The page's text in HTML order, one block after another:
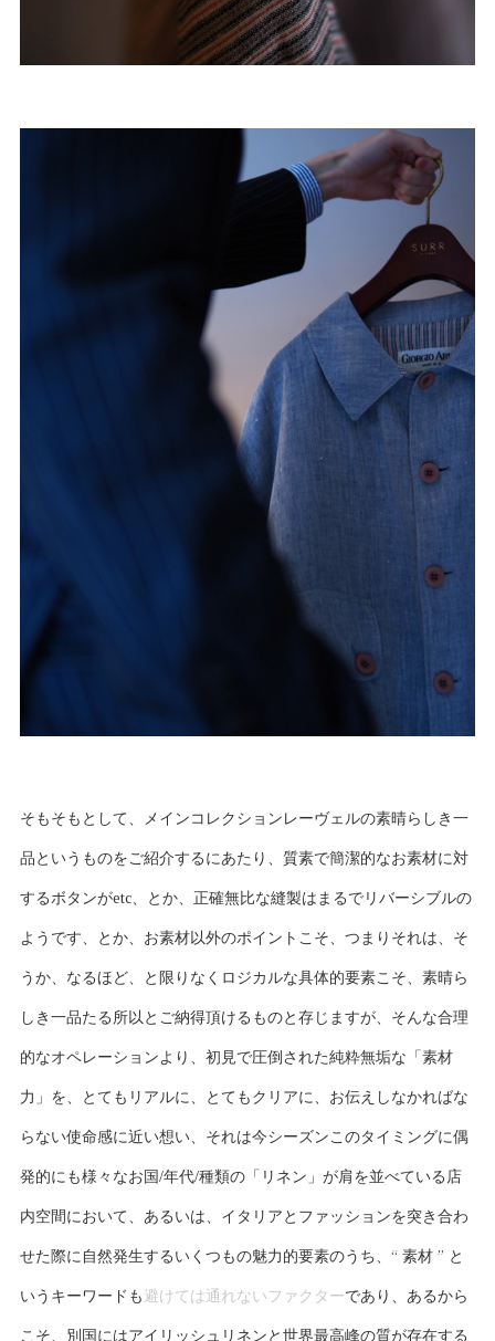
そもそもとして、メインコレクションレーヴェルの素晴らしき一
品というものをご紹介するにあたり、質素で簡潔的なお素材に対
するボタンがetc、とか、正確無比な縫製はまるでリバーシブルの
ようです、とか、お素材以外のポイントこそ、つまりそれは、そ
うか、なるほど、と限りなくロジカルな具体的要素こそ、素晴ら
しき一品たる所以とご納得頂けるものと存じますが、そんな合理
的なオペレーションより、初見で圧倒された純粋無垢な「素材
力」を、とてもリアルに、とてもクリアに、お伝えしなかればな
らない使命感に近い想い、それは今シーズンこのタイミングに偶
発的にも様々なお国/年代/種類の「リネン」が肩を並べている店
内空間において、あるいは、イタリアとファッションを突き合わ
せた際に自然発生するいくつもの魅力的要素のうち、“ 素材 ” と
いうキーワードも避けては通れないファクターであり、あるから
こそ、別国にはアイリッシュリネンと世界最高峰の質が存在する